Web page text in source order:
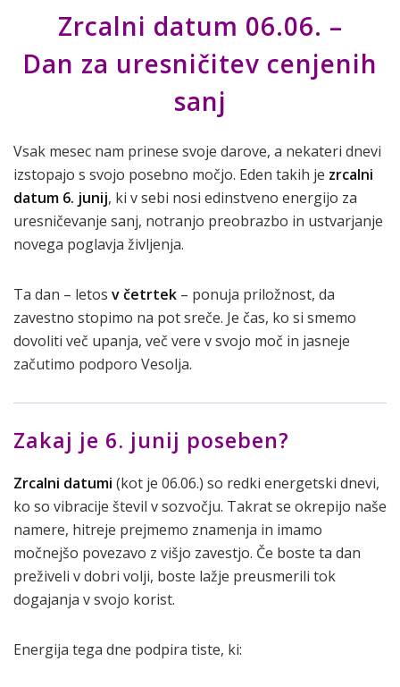
Zrcalni datum 06.06. –
Dan za uresničitev cenjenih
sanj
Vsak mesec nam prinese svoje darove, a nekateri dnevi
izstopajo s svojo posebno močjo. Eden takih je zrcalni
datum 6. junij, ki v sebi nosi edinstveno energijo za
uresničevanje sanj, notranjo preobrazbo in ustvarjanje
novega poglavja življenja.
Ta dan – letos v četrtek – ponuja priložnost, da
zavestno stopimo na pot sreče. Je čas, ko si smemo
dovoliti več upanja, več vere v svojo moč in jasneje
začutimo podporo Vesolja.
Zakaj je 6. junij poseben?
Zrcalni datumi (kot je 06.06.) so redki energetski dnevi,
ko so vibracije števil v sozvočju. Takrat se okrepijo naše
namere, hitreje prejmemo znamenja in imamo
močnejšo povezavo z višjo zavestjo. Če boste ta dan
preživeli v dobri volji, boste lažje preusmerili tok
dogajanja v svojo korist.
Energija tega dne podpira tiste, ki: